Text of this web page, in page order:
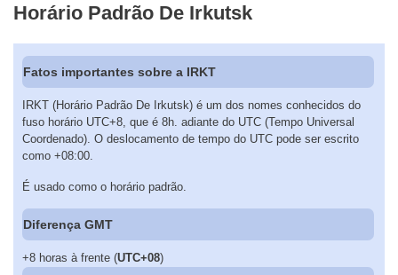
Horário Padrão De Irkutsk
Fatos importantes sobre a IRKT
IRKT (Horário Padrão De Irkutsk) é um dos nomes conhecidos do
fuso horário UTC+8, que é 8h. adiante do UTC (Tempo Universal
Coordenado). O deslocamento de tempo do UTC pode ser escrito
como +08:00.
É usado como o horário padrão.
Diferença GMT
+8 horas à frente (UTC+08)